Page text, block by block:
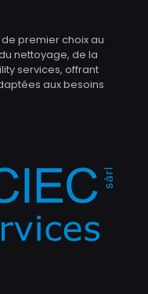
premier choix au
nettoyage, de la
services, offrant
aux besoins